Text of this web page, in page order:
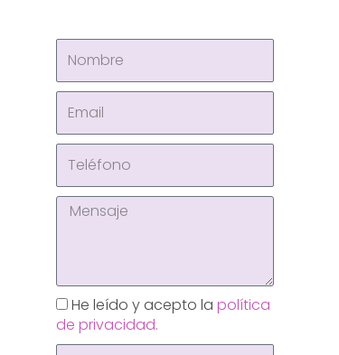
He leído y acepto la política
de privacidad.